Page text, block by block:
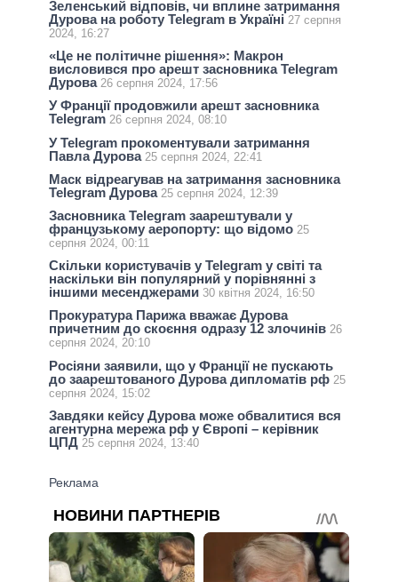
Зеленський відповів, чи вплине затримання
Дурова на роботу Telegram в Україні 27 серпня
2024, 16:27
«Це не політичне рішення»: Макрон
висловився про арешт засновника Telegram
Дурова 26 серпня 2024, 17:56
У Франції продовжили арешт засновника
Telegram 26 серпня 2024, 08:10
У Telegram прокоментували затримання
Павла Дурова 25 серпня 2024, 22:41
Маск відреагував на затримання засновника
Telegram Дурова 25 серпня 2024, 12:39
Засновника Telegram заарештували у
французькому аеропорту: що відомо 25
серпня 2024, 00:11
Скільки користувачів у Telegram у світі та
наскільки він популярний у порівнянні з
іншими месенджерами 30 квітня 2024, 16:50
Прокуратура Парижа вважає Дурова
причетним до скоєння одразу 12 злочинів 26
серпня 2024, 20:10
Росіяни заявили, що у Франції не пускають
до заарештованого Дурова дипломатів рф 25
серпня 2024, 15:02
Завдяки кейсу Дурова може обвалитися вся
агентурна мережа рф у Європі – керівник
ЦПД 25 серпня 2024, 13:40